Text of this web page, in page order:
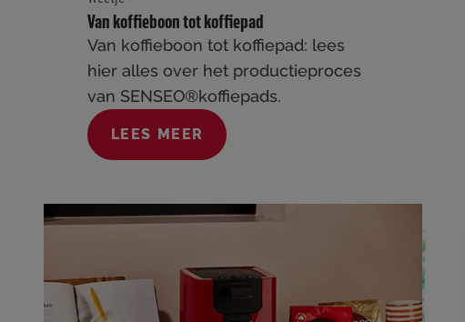
Van koffieboon tot koffiepad
Van koffieboon tot koffiepad: lees
hier alles over het productieproces
van SENSEO®koffiepads.
LEES MEER